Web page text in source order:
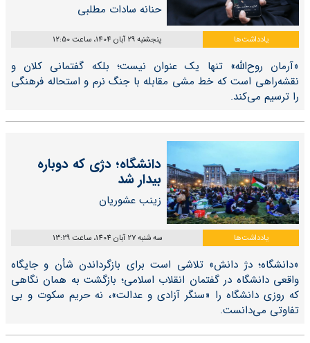
حنانه سادات مطلبی
یادداشت‌ها پنجشنبه 29 آبان 1404، ساعت 12:50
«آرمان روح‌الله» تنها یک عنوان نیست؛ بلکه گفتمانی کلان و
نقشه‌راهی است که خط مشی مقابله با جنگ نرم و استحاله فرهنگی
را ترسیم می‌کند.
دانشگاه؛ دژی که دوباره
بیدار شد
زینب عشوریان
یادداشت‌ها سه شنبه 27 آبان 1404، ساعت 13:29
«دانشگاه؛ دژ دانش» تلاشی است برای بازگرداندن شأن و جایگاه
واقعی دانشگاه در گفتمان انقلاب اسلامی؛ بازگشت به همان نگاهی
که روزی دانشگاه را «سنگر آزادی و عدالت»، نه حریم سکوت و بی
تفاوتی می‌دانست.